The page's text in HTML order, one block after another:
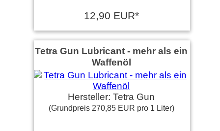
12,90 EUR*
Tetra Gun Lubricant - mehr als ein
Waffenöl
Hersteller: Tetra Gun
(Grundpreis 270,85 EUR pro 1 Liter)